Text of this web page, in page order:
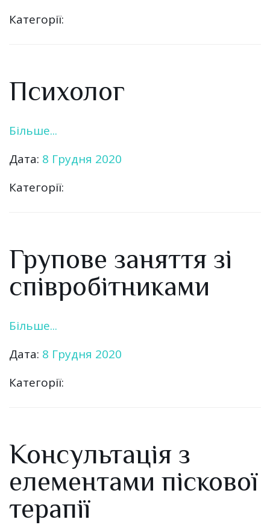
Категорії:
Психолог
Більше...
Дата: 8 Грудня 2020
Категорії:
Групове заняття зі
співробітниками
Більше...
Дата: 8 Грудня 2020
Категорії:
Консультація з
елементами піскової
терапії